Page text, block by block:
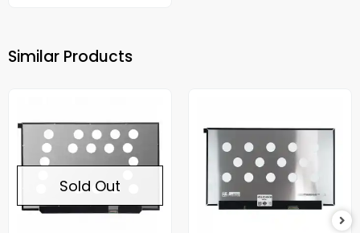
Similar Products
Sold Out